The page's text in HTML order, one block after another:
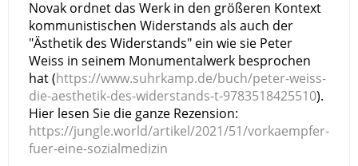
Novak ordnet das Werk in den größeren Kontext
kommunistischen Widerstands als auch der
"Ästhetik des Widerstands" ein wie sie Peter
Weiss in seinem Monumentalwerk besprochen
hat (https://www.suhrkamp.de/buch/peter-weiss-
die-aesthetik-des-widerstands-t-9783518425510).
Hier lesen Sie die ganze Rezension:
https://jungle.world/artikel/2021/51/vorkaempfer-
fuer-eine-sozialmedizin